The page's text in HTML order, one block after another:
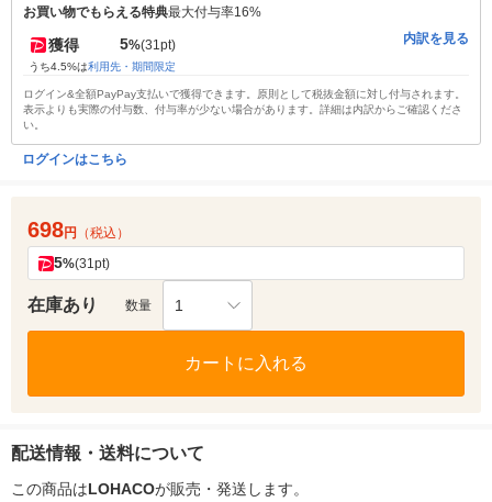
お買い物でもらえる特典最大付与率16%
獲得 5%(31pt)
うち4.5%は利用先・期間限定
内訳を見る
ログイン&全額PayPay支払いで獲得できます。原則として税抜金額に対し付与されます。
表示よりも実際の付与数、付与率が少ない場合があります。詳細は内訳からご確認くださ
い。
ログインはこちら
698円 （税込）
5%(31pt)
在庫あり 数量 1
カートに入れる
配送情報・送料について
この商品はLOHACOが販売・発送します。